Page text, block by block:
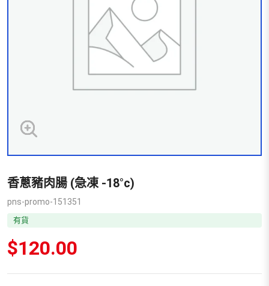
香蔥豬肉腸 (急凍 -18°c)
pns-promo-151351
有貨
$120.00